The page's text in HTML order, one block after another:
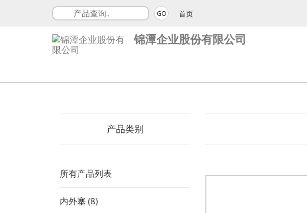
GO 首页
锦潭企业股份有限公司
产品类别
所有产品列表
内外塞 (8)